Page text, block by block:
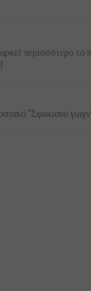
περισσότερο το
"Σφακιανό